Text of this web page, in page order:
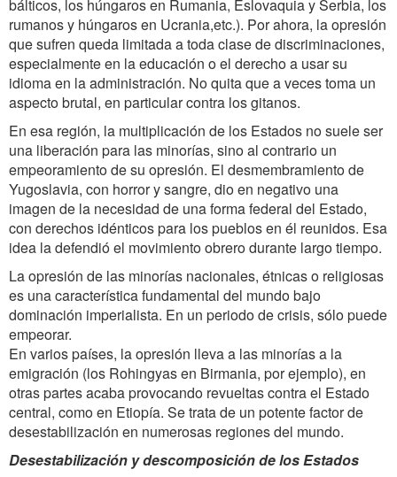
bálticos, los húngaros en Rumania, Eslovaquia y Serbia, los
rumanos y húngaros en Ucrania,etc.). Por ahora, la opresión
que sufren queda limitada a toda clase de discriminaciones,
especialmente en la educación o el derecho a usar su
idioma en la administración. No quita que a veces toma un
aspecto brutal, en particular contra los gitanos.
En esa región, la multiplicación de los Estados no suele ser
una liberación para las minorías, sino al contrario un
empeoramiento de su opresión. El desmembramiento de
Yugoslavia, con horror y sangre, dio en negativo una
imagen de la necesidad de una forma federal del Estado,
con derechos idénticos para los pueblos en él reunidos. Esa
idea la defendió el movimiento obrero durante largo tiempo.
La opresión de las minorías nacionales, étnicas o religiosas
es una característica fundamental del mundo bajo
dominación imperialista. En un periodo de crisis, sólo puede
empeorar.
En varios países, la opresión lleva a las minorías a la
emigración (los Rohingyas en Birmania, por ejemplo), en
otras partes acaba provocando revueltas contra el Estado
central, como en Etiopía. Se trata de un potente factor de
desestabilización en numerosas regiones del mundo.
Desestabilización y descomposición de los Estados